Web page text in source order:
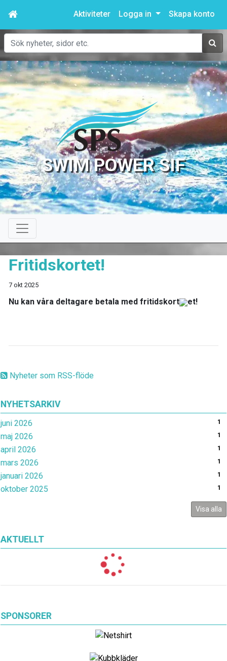
Aktiviteter Logga in Skapa konto
Sök
SWIM POWER SIF
Nyheter som RSS-flöde
NYHETSARKIV
juni 2026 1
maj 2026 1
april 2026 1
mars 2026 1
januari 2026 1
oktober 2025 1
Visa alla
AKTUELLT
SPONSORER
Fritidskortet!
7 okt 2025
Nu kan våra deltagare betala med fritidskort et!